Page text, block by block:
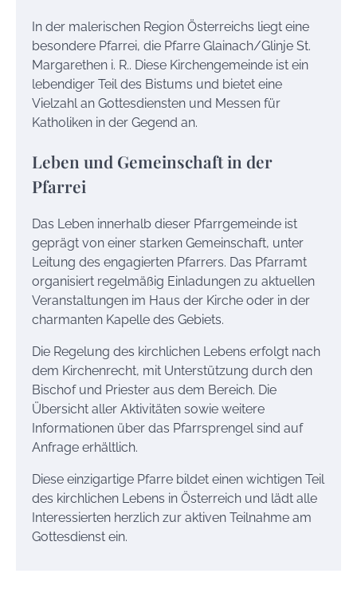
In der malerischen Region Österreichs liegt eine
besondere Pfarrei, die Pfarre Glainach/Glinje St.
Margarethen i. R.. Diese Kirchengemeinde ist ein
lebendiger Teil des Bistums und bietet eine
Vielzahl an Gottesdiensten und Messen für
Katholiken in der Gegend an.
Leben und Gemeinschaft in der
Pfarrei
Das Leben innerhalb dieser Pfarrgemeinde ist
geprägt von einer starken Gemeinschaft, unter
Leitung des engagierten Pfarrers. Das Pfarramt
organisiert regelmäßig Einladungen zu aktuellen
Veranstaltungen im Haus der Kirche oder in der
charmanten Kapelle des Gebiets.
Die Regelung des kirchlichen Lebens erfolgt nach
dem Kirchenrecht, mit Unterstützung durch den
Bischof und Priester aus dem Bereich. Die
Übersicht aller Aktivitäten sowie weitere
Informationen über das Pfarrsprengel sind auf
Anfrage erhältlich.
Diese einzigartige Pfarre bildet einen wichtigen Teil
des kirchlichen Lebens in Österreich und lädt alle
Interessierten herzlich zur aktiven Teilnahme am
Gottesdienst ein.